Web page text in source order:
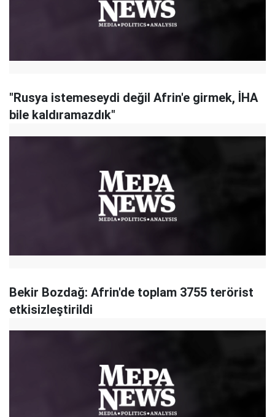
"Rusya istemeseydi değil Afrin'e girmek, İHA
bile kaldıramazdık"
Bekir Bozdağ: Afrin'de toplam 3755 terörist
etkisizleştirildi